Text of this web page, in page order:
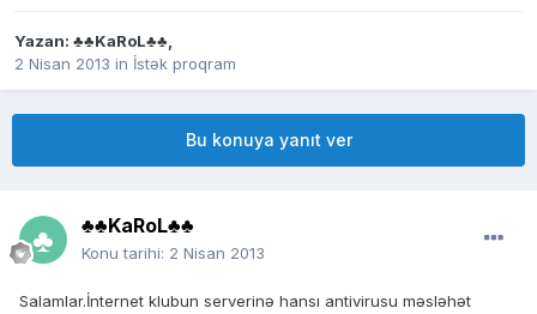
Yazan: ♣♣KaRoL♣♣,
2 Nisan 2013 in İstək proqram
Bu konuya yanıt ver
♣♣KaRoL♣♣
Konu tarihi: 2 Nisan 2013
Salamlar.İnternet klubun serverinə hansı antivirusu məsləhət